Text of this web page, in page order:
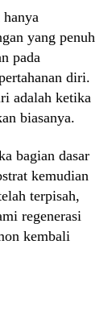
yang penuh
pada
diri.
adalah ketika
biasanya.
bagian dasar
kemudian
terpisah,
regenerasi
kembali